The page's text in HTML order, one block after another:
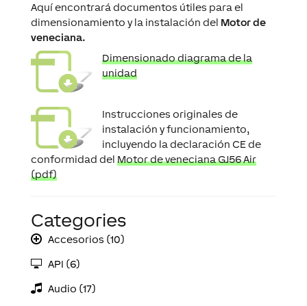
Aquí encontrará documentos útiles para el
dimensionamiento y la instalación del Motor de
veneciana.
Dimensionado diagrama de la
unidad
Instrucciones originales de
instalación y funcionamiento,
incluyendo la declaración CE de
conformidad del Motor de veneciana GJ56 Air
(pdf)
Categories
Accesorios (10)
API (6)
Audio (17)